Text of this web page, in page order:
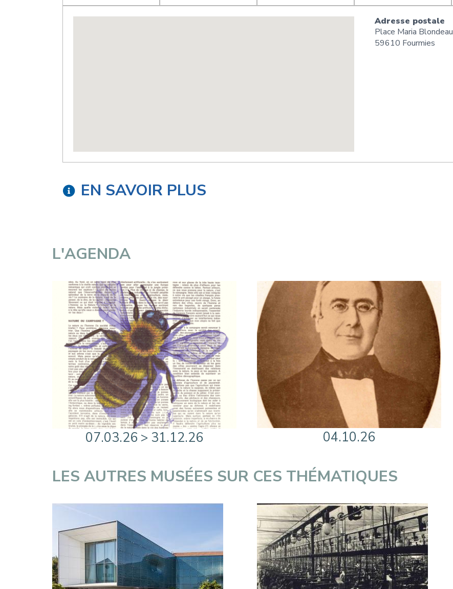
Adresse postale
Place Maria Blondeau
59610 Fourmies
EN SAVOIR PLUS
L'AGENDA
07.03.26 > 31.12.26 04.10.26
LES AUTRES MUSÉES SUR CES THÉMATIQUES